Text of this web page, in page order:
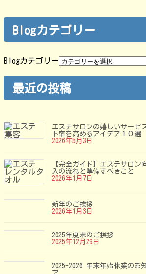
Blogカテゴリー
Blogカテゴリー
最近の投稿
エステサロンの嬉しいサービ
ト率を高めるアイデア１０選
2026年5月3日
【完全ガイド】エステサロン
入の流れと準備すべきこと
2026年1月7日
新年のご挨拶
2026年1月3日
2025年度末のご挨拶
2025年12月29日
2025-2026 年末年始休業のお
ア